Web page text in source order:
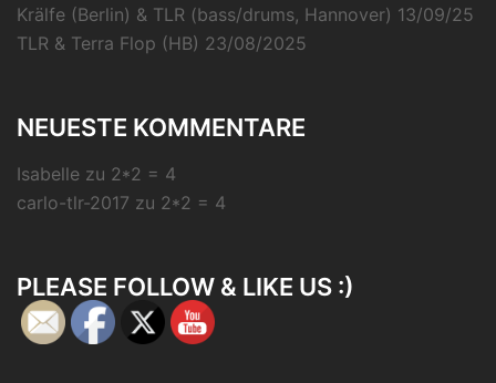
Krälfe (Berlin) & TLR (bass/drums, Hannover) 13/09/25
TLR & Terra Flop (HB) 23/08/2025
NEUESTE KOMMENTARE
Isabelle zu 2*2 = 4
carlo-tlr-2017 zu 2*2 = 4
PLEASE FOLLOW & LIKE US :)